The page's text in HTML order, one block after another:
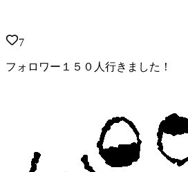
7
フォロワー１５０人行きました！